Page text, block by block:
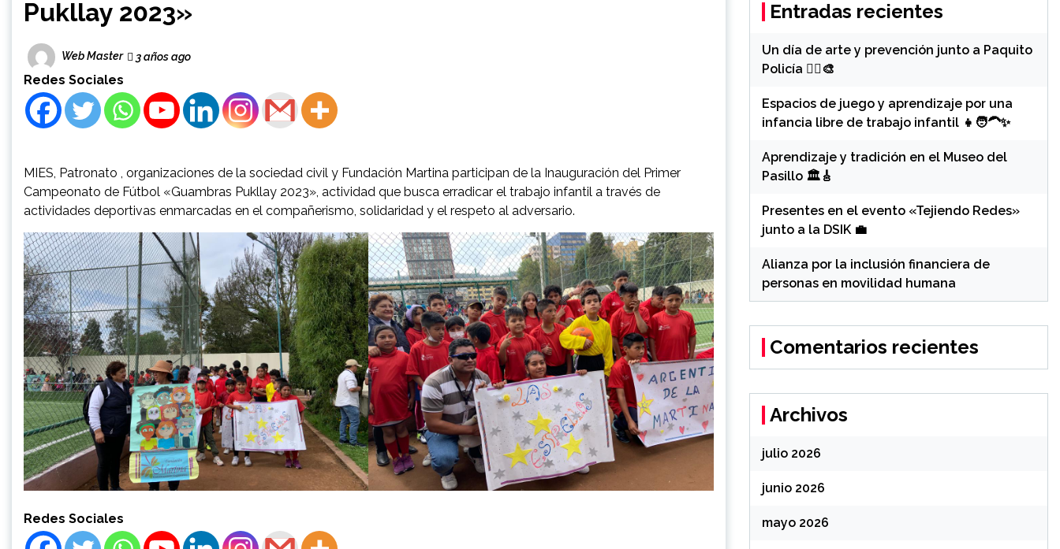
Pukllay 2023»
Web Master 3 años ago
Redes Sociales
MIES, Patronato , organizaciones de la sociedad civil y Fundación Martina participan de la Inauguración del Primer
Campeonato de Fútbol «Guambras Pukllay 2023», actividad que busca erradicar el trabajo infantil a través de
actividades deportivas enmarcadas en el compañerismo, solidaridad y el respeto al adversario.
Redes Sociales
Entradas recientes
Un día de arte y prevención junto a Paquito
Policía 👮‍♂️🎨
Espacios de juego y aprendizaje por una
infancia libre de trabajo infantil 👧🧑‍🦱✨
Aprendizaje y tradición en el Museo del
Pasillo 🏛️🎸
Presentes en el evento «Tejiendo Redes»
junto a la DSIK 💼
Alianza por la inclusión financiera de
personas en movilidad humana
Comentarios recientes
Archivos
julio 2026
junio 2026
mayo 2026